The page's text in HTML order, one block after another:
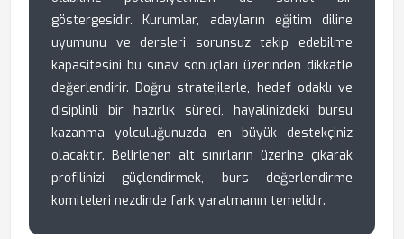
göstergesidir. Kurumlar, adayların eğitim diline
uyumunu ve dersleri sorunsuz takip edebilme
kapasitesini bu sınav sonuçları üzerinden dikkatle
değerlendirir. Doğru stratejilerle, hedef odaklı ve
disiplinli bir hazırlık süreci, hayalinizdeki bursu
kazanma yolculuğunuzda en büyük destekçiniz
olacaktır. Belirlenen alt sınırların üzerine çıkarak
profilinizi güçlendirmek, burs değerlendirme
komiteleri nezdinde fark yaratmanın temelidir.